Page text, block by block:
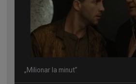
„Milionar la minut”